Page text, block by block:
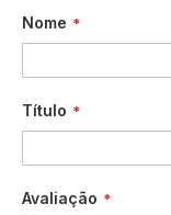
Nome
Título
Avaliação